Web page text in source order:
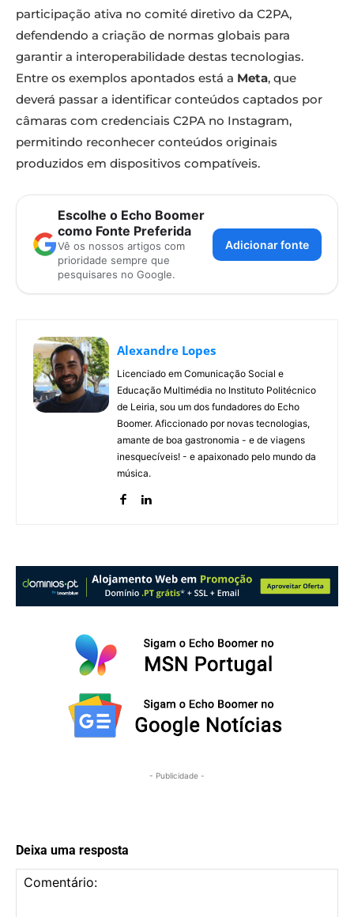
participação ativa no comité diretivo da C2PA,
defendendo a criação de normas globais para
garantir a interoperabilidade destas tecnologias.
Entre os exemplos apontados está a Meta, que
deverá passar a identificar conteúdos captados por
câmaras com credenciais C2PA no Instagram,
permitindo reconhecer conteúdos originais
produzidos em dispositivos compatíveis.
Escolhe o Echo Boomer
como Fonte Preferida
Vê os nossos artigos com
prioridade sempre que
pesquisares no Google.
Adicionar fonte
Alexandre Lopes
Licenciado em Comunicação Social e
Educação Multimédia no Instituto Politécnico
de Leiria, sou um dos fundadores do Echo
Boomer. Aficcionado por novas tecnologias,
amante de boa gastronomia - e de viagens
inesquecíveis! - e apaixonado pelo mundo da
música.
- Publicidade -
Deixa uma resposta